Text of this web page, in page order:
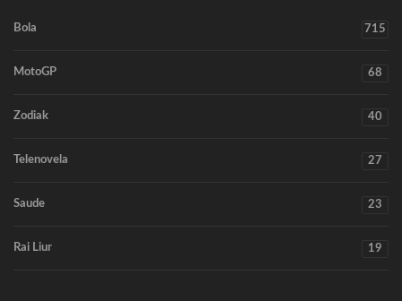
Bola 715
MotoGP 68
Zodiak 40
Telenovela 27
Saude 23
Rai Liur 19